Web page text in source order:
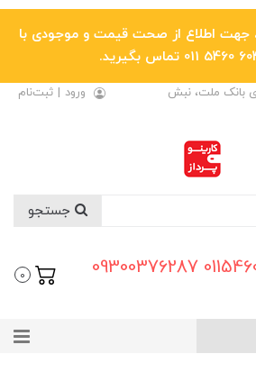
جهت اطلاع از صحت قیمت و موجودی با
بانک ملت، نبش
ورود | ثبت‌نام
09111961461 - 01154606042 09300376287
0